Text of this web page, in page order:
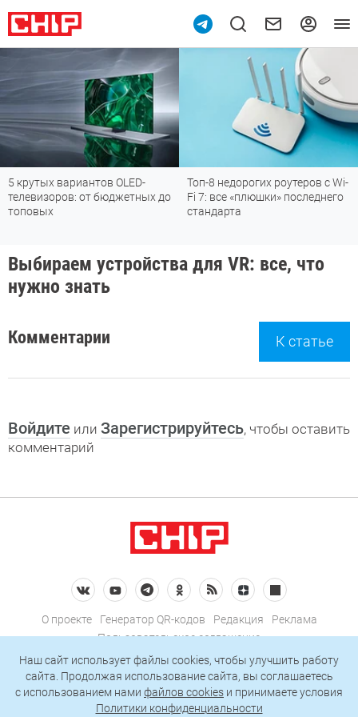
вариантов OLED-
от бюджетных до
Топ-8 недорогих роутеров с Wi-
Fi 7: все «плюшки» последнего
стандарта
Выбираем устройства для VR: все, что
нужно знать
Комментарии К статье
Войдите или Зарегистрируйтесь, чтобы оставить
комментарий
О проекте Генератор QR-кодов Редакция
Реклама
Пользовательское соглашение
Политика конфиденциальности
Подписаться на рассылку
Наш сайт использует файлы cookies, чтобы улучшить работу
сайта. Продолжая использование сайта, вы соглашаетесь
c использованием нами файлов cookies и принимаете условия
Политики конфиденциальности